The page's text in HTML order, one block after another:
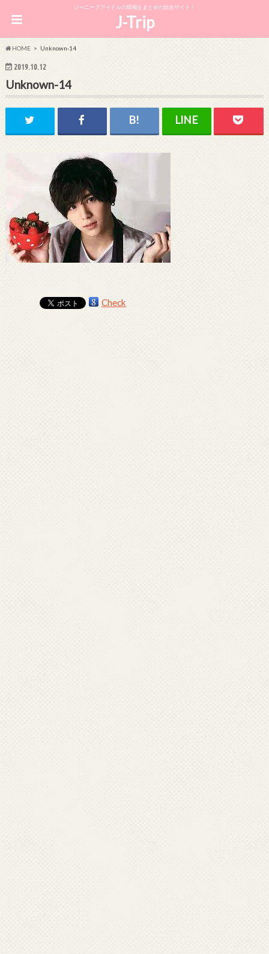
ジャニーズアイドルの情報をまとめた総合サイト！
J-Trip
HOME Unknown-14
2019.10.12
Unknown-14
Check